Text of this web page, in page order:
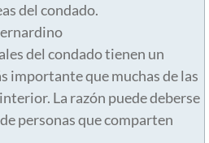
an Opioid Hero
del condado.
del condado tienen un
importante que muchas de las
La razón puede deberse
personas que comparten